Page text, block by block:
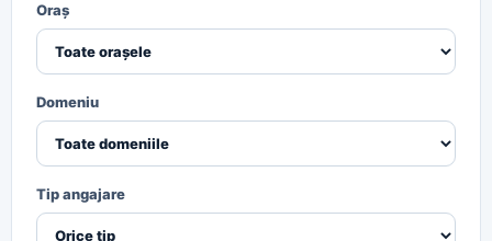
Oraș
Domeniu
Tip angajare